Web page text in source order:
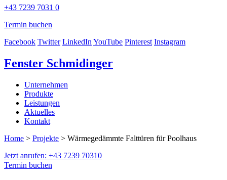
+43 7239 7031 0
Termin buchen
Facebook Twitter LinkedInYouTube Pinterest Instagram
Fenster Schmidinger
Unternehmen
Produkte
Leistungen
Aktuelles
Kontakt
Home > Projekte > Wärmegedämmte Falttüren für Poolhaus
Jetzt anrufen: +43 7239 70310
Termin buchen